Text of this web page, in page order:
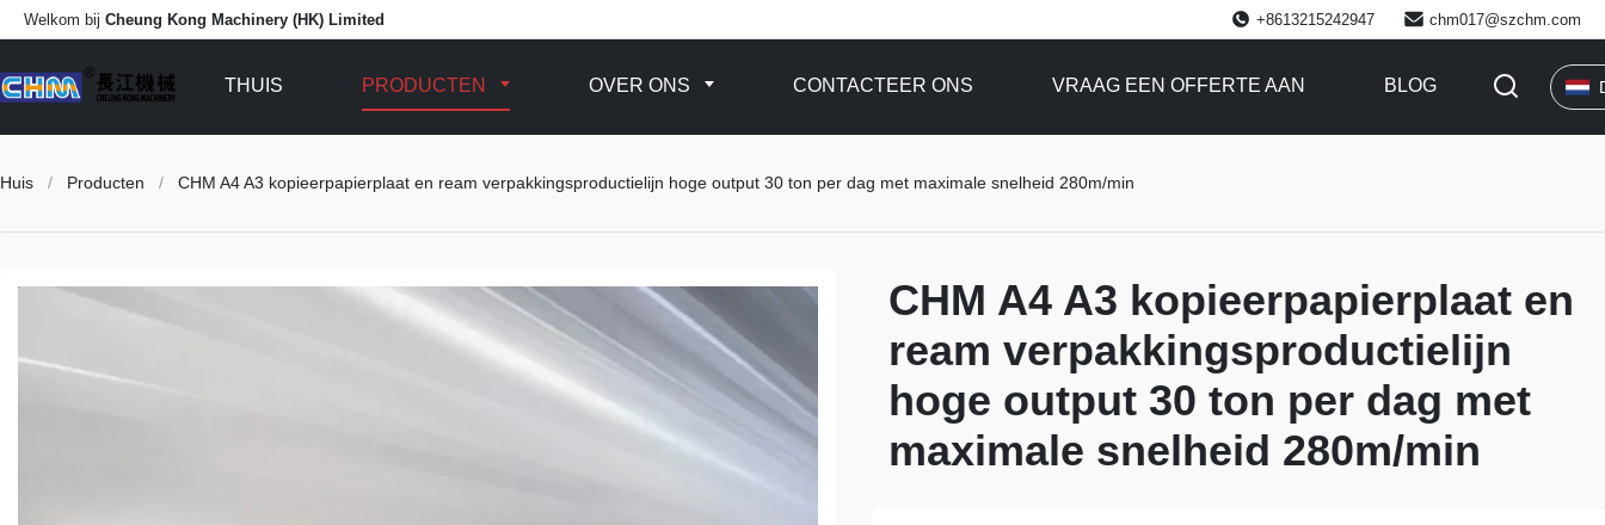
Welkom bij Cheung Kong Machinery (HK) Limited +8613215242947 chm017@szchm.com
THUIS PRODUCTEN OVER ONS CONTACTEER ONS VRAAG EEN OFFERTE AAN BLOG
Huis / Producten / CHM A4 A3 kopieerpapierplaat en ream verpakkingsproductielijn hoge output 30 ton per dag met maximale snelheid 280m/min
CHM A4 A3 kopieerpapierplaat en
ream verpakkingsproductielijn
hoge output 30 ton per dag met
maximale snelheid 280m/min